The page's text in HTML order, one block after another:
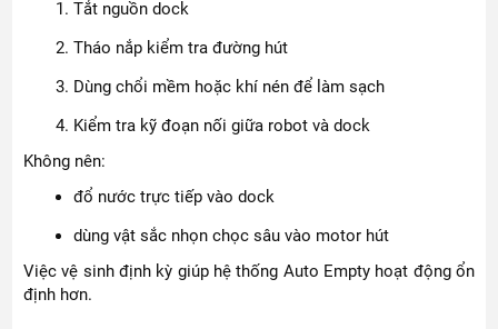
Tắt nguồn dock
Tháo nắp kiểm tra đường hút
Dùng chổi mềm hoặc khí nén để làm sạch
Kiểm tra kỹ đoạn nối giữa robot và dock
Không nên:
đổ nước trực tiếp vào dock
dùng vật sắc nhọn chọc sâu vào motor hút
Việc vệ sinh định kỳ giúp hệ thống Auto Empty hoạt động ổn
định hơn.